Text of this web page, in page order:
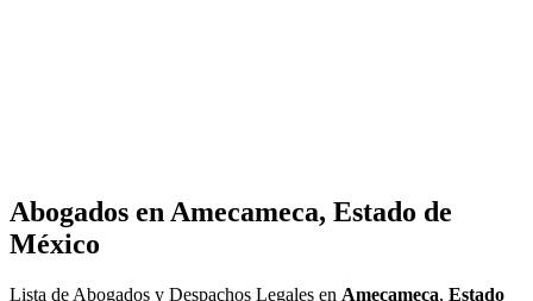
Abogados en Amecameca, Estado de
México
Lista de Abogados y Despachos Legales en Amecameca, Estado